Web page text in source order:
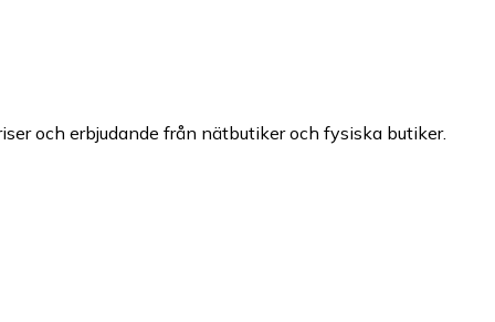
och erbjudande från nätbutiker och fysiska butiker.